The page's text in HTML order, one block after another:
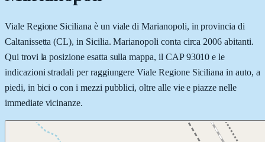
Viale Regione Siciliana è un viale di Marianopoli, in provincia di
Caltanissetta (CL), in Sicilia. Marianopoli conta circa 2006 abitanti.
Qui trovi la posizione esatta sulla mappa, il CAP 93010 e le
indicazioni stradali per raggiungere Viale Regione Siciliana in auto, a
piedi, in bici o con i mezzi pubblici, oltre alle vie e piazze nelle
immediate vicinanze.